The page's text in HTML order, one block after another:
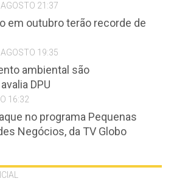
21:37
em outubro terão recorde de
19:35
ambiental são
DPU
16:32
no programa Pequenas
Negócios, da TV Globo